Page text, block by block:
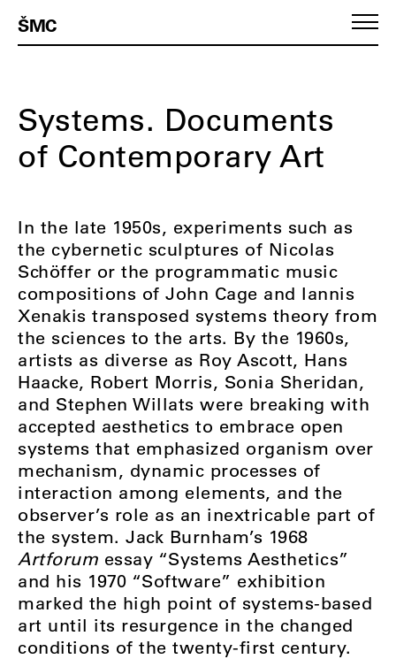
ŠMC
Systems. Documents
of Contemporary Art
In the late 1950s, experiments such as
the cybernetic sculptures of Nicolas
Schöffer or the programmatic music
compositions of John Cage and Iannis
Xenakis transposed systems theory from
the sciences to the arts. By the 1960s,
artists as diverse as Roy Ascott, Hans
Haacke, Robert Morris, Sonia Sheridan,
and Stephen Willats were breaking with
accepted aesthetics to embrace open
systems that emphasized organism over
mechanism, dynamic processes of
interaction among elements, and the
observer’s role as an inextricable part of
the system. Jack Burnham’s 1968
Artforum essay “Systems Aesthetics”
and his 1970 “Software” exhibition
marked the high point of systems-based
art until its resurgence in the changed
conditions of the twenty-first century.